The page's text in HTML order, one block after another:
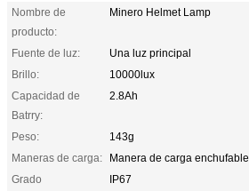
Nombre de
producto:
Minero Helmet Lamp
Fuente de luz:
Una luz principal
Brillo:
10000lux
Capacidad de
Batrry:
2.8Ah
Peso:
143g
Maneras de carga:
Manera de carga enchufable
Grado
IP67